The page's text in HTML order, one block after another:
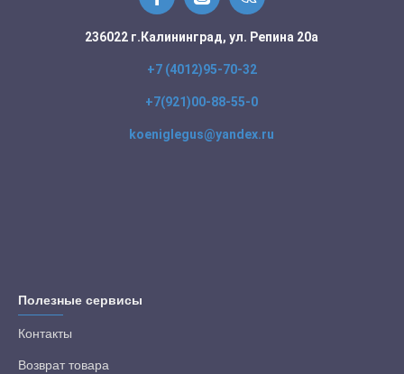
236022 г.Калининград, ул. Репина 20а
+7 (4012)95-70-32
+7(921)00-88-55-0
koeniglegus@yandex.ru
Полезные сервисы
Контакты
Возврат товара